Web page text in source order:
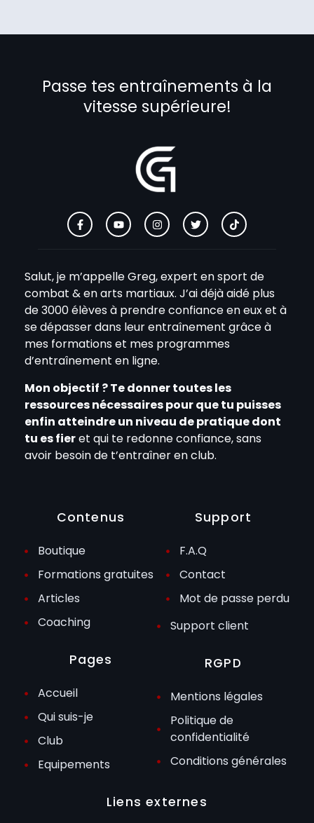
Passe tes entraînements à la
vitesse supérieure!
Salut, je m’appelle Greg, expert en sport de
combat & en arts martiaux. J’ai déjà aidé plus
de 3000 élèves à prendre confiance en eux et à
se dépasser dans leur entraînement grâce à
mes formations et mes programmes
d’entraînement en ligne.
Mon objectif ? Te donner toutes les
ressources nécessaires pour que tu puisses
enfin atteindre un niveau de pratique dont
tu es fieret qui te redonne confiance, sans
avoir besoin de t’entraîner en club.
Contenus
Boutique
Formations gratuites
Articles
Coaching
Pages
Accueil
Qui suis-je
Club
Equipements
Support
F.A.Q
Contact
Mot de passe perdu
Support client
RGPD
Mentions légales
Politique de
confidentialité
Conditions générales
Liens externes